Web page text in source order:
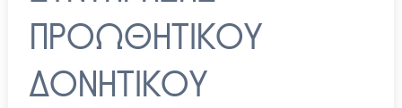
ΠΡΟΩΘΗΤΙΚΟΥ
ΔΟΝΗΤΙΚΟΥ